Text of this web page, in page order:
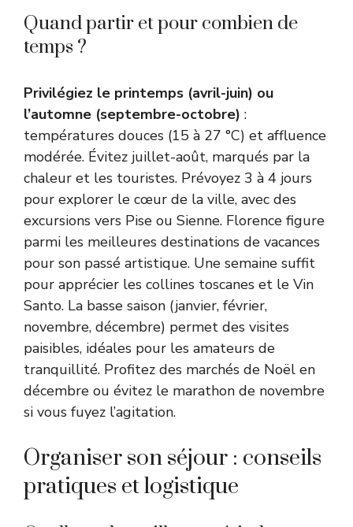
Quand partir et pour combien de
temps ?
Privilégiez le printemps (avril-juin) ou
l’automne (septembre-octobre) :
températures douces (15 à 27 °C) et affluence
modérée. Évitez juillet-août, marqués par la
chaleur et les touristes. Prévoyez 3 à 4 jours
pour explorer le cœur de la ville, avec des
excursions vers Pise ou Sienne. Florence figure
parmi les meilleures destinations de vacances
pour son passé artistique. Une semaine suffit
pour apprécier les collines toscanes et le Vin
Santo. La basse saison (janvier, février,
novembre, décembre) permet des visites
paisibles, idéales pour les amateurs de
tranquillité. Profitez des marchés de Noël en
décembre ou évitez le marathon de novembre
si vous fuyez l’agitation.
Organiser son séjour : conseils
pratiques et logistique